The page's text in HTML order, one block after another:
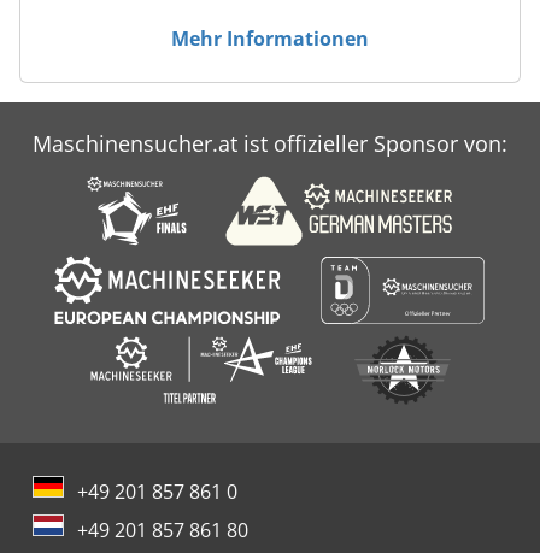
Mehr Informationen
Maschinensucher.at ist offizieller Sponsor von:
+49 201 857 861 0
+49 201 857 861 80